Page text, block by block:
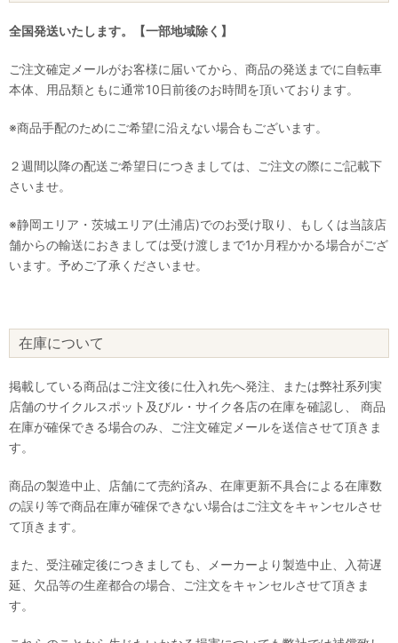
全国発送いたします。【一部地域除く】
ご注文確定メールがお客様に届いてから、商品の発送までに自転車
本体、用品類ともに通常10日前後のお時間を頂いております。
※商品手配のためにご希望に沿えない場合もございます。
２週間以降の配送ご希望日につきましては、ご注文の際にご記載下
さいませ。
※静岡エリア・茨城エリア(土浦店)でのお受け取り、もしくは当該店
舗からの輸送におきましては受け渡しまで1か月程かかる場合がござ
います。予めご了承くださいませ。
在庫について
掲載している商品はご注文後に仕入れ先へ発注、または弊社系列実
店舗のサイクルスポット及びル・サイク各店の在庫を確認し、 商品
在庫が確保できる場合のみ、ご注文確定メールを送信させて頂きま
す。
商品の製造中止、店舗にて売約済み、在庫更新不具合による在庫数
の誤り等で商品在庫が確保できない場合はご注文をキャンセルさせ
て頂きます。
また、受注確定後につきましても、メーカーより製造中止、入荷遅
延、欠品等の生産都合の場合、ご注文をキャンセルさせて頂きま
す。